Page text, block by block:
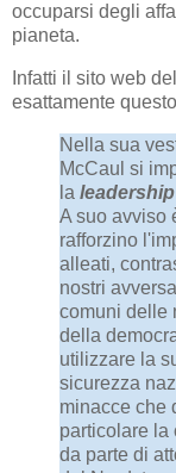
occuparsi degli
pianeta.
Infatti il sito web
esattamente
Nella sua
McCaul si
la
A suo avviso
rafforzino
alleati,
nostri
comuni delle
della
utilizzare la
sicurezza
minacce che
particolare la
da parte di